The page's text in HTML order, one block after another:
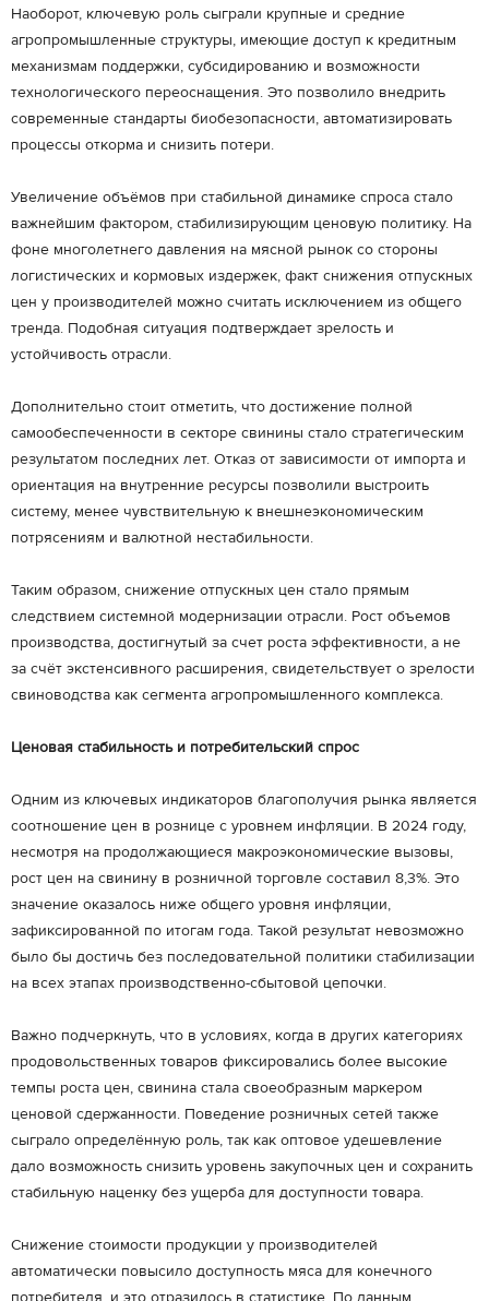
Наоборот, ключевую роль сыграли крупные и средние
агропромышленные структуры, имеющие доступ к кредитным
механизмам поддержки, субсидированию и возможности
технологического переоснащения. Это позволило внедрить
современные стандарты биобезопасности, автоматизировать
процессы откорма и снизить потери.
Увеличение объёмов при стабильной динамике спроса стало
важнейшим фактором, стабилизирующим ценовую политику. На
фоне многолетнего давления на мясной рынок со стороны
логистических и кормовых издержек, факт снижения отпускных
цен у производителей можно считать исключением из общего
тренда. Подобная ситуация подтверждает зрелость и
устойчивость отрасли.
Дополнительно стоит отметить, что достижение полной
самообеспеченности в секторе свинины стало стратегическим
результатом последних лет. Отказ от зависимости от импорта и
ориентация на внутренние ресурсы позволили выстроить
систему, менее чувствительную к внешнеэкономическим
потрясениям и валютной нестабильности.
Таким образом, снижение отпускных цен стало прямым
следствием системной модернизации отрасли. Рост объемов
производства, достигнутый за счет роста эффективности, а не
за счёт экстенсивного расширения, свидетельствует о зрелости
свиноводства как сегмента агропромышленного комплекса.
Ценовая стабильность и потребительский спрос
Одним из ключевых индикаторов благополучия рынка является
соотношение цен в рознице с уровнем инфляции. В 2024 году,
несмотря на продолжающиеся макроэкономические вызовы,
рост цен на свинину в розничной торговле составил 8,3%. Это
значение оказалось ниже общего уровня инфляции,
зафиксированной по итогам года. Такой результат невозможно
было бы достичь без последовательной политики стабилизации
на всех этапах производственно-сбытовой цепочки.
Важно подчеркнуть, что в условиях, когда в других категориях
продовольственных товаров фиксировались более высокие
темпы роста цен, свинина стала своеобразным маркером
ценовой сдержанности. Поведение розничных сетей также
сыграло определённую роль, так как оптовое удешевление
дало возможность снизить уровень закупочных цен и сохранить
стабильную наценку без ущерба для доступности товара.
Снижение стоимости продукции у производителей
автоматически повысило доступность мяса для конечного